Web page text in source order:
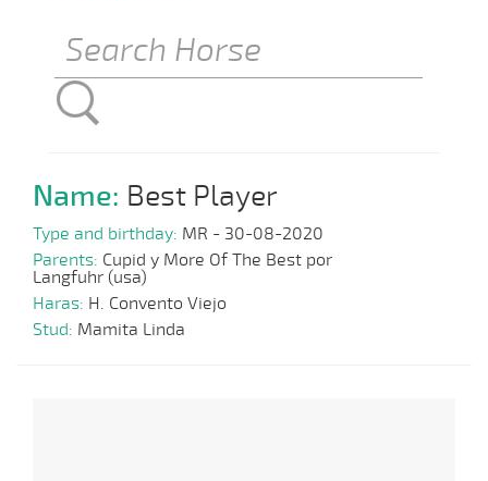
Name: Best Player
Type and birthday: MR - 30-08-2020
Parents: Cupid y More Of The Best por
Langfuhr (usa)
Haras: H. Convento Viejo
Stud: Mamita Linda